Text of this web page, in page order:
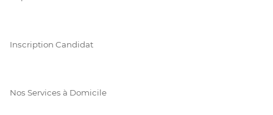
Inscription Candidat
Nos Services à Domicile